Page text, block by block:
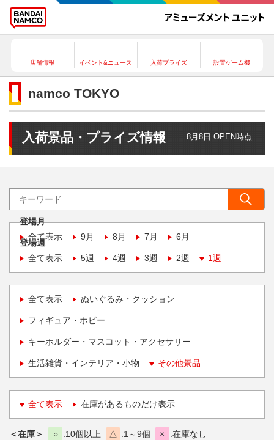
店舗情報 イベント&ニュース 入荷プライズ 設置ゲーム機
namco TOKYO
入荷景品・プライズ情報 8月8日 OPEN時点
登場月
全て表示
9月 8月 7月 6月
登場週
全て表示
5週 4週 3週 2週 1週
全て表示 ぬいぐるみ・クッション
フィギュア・ホビー
キーホルダー・マスコット・アクセサリー
生活雑貨・インテリア・小物 その他景品
全て表示 在庫があるものだけ表示
＜在庫＞ ○ 10個以上 △ 1～9個 × 在庫なし